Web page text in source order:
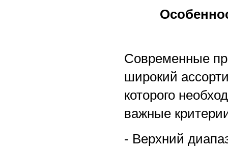
Современные
широкий
которого
важные
- Верхний